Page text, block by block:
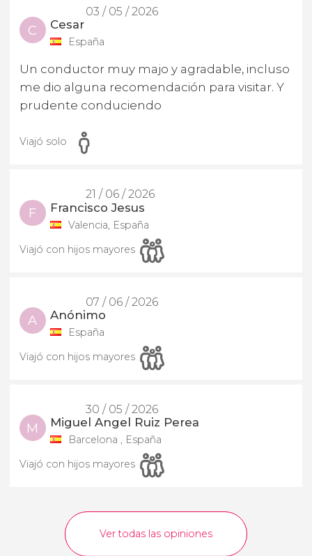
03 / 05 / 2026
C Cesar
España
Un conductor muy majo y agradable, incluso
me dio alguna recomendación para visitar. Y
prudente conduciendo
Viajó solo
21 / 06 / 2026
F Francisco Jesus
Valencia, España
Viajó con hijos mayores
07 / 06 / 2026
A Anónimo
España
Viajó con hijos mayores
30 / 05 / 2026
M Miguel Angel Ruiz Perea
Barcelona , España
Viajó con hijos mayores
Ver todas las opiniones